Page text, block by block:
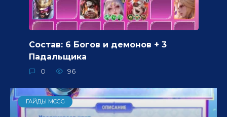
Состав: 6 Богов и демонов + 3
Падальщика
0 96
ГАЙДЫ MCGG